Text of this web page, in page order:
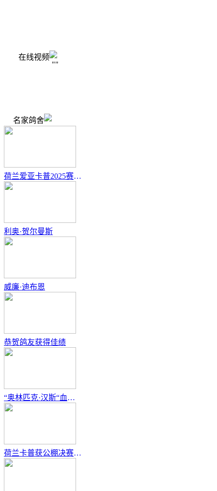
在线视频
""
名家鸽舍
荷兰爱亚卡普2025赛季完美收官
利奥·贺尔曼斯
威廉·迪布恩
恭贺鸽友获得佳绩
“奥林匹克·汉斯“血系再获佳绩
荷兰卡普获公棚决赛冠军